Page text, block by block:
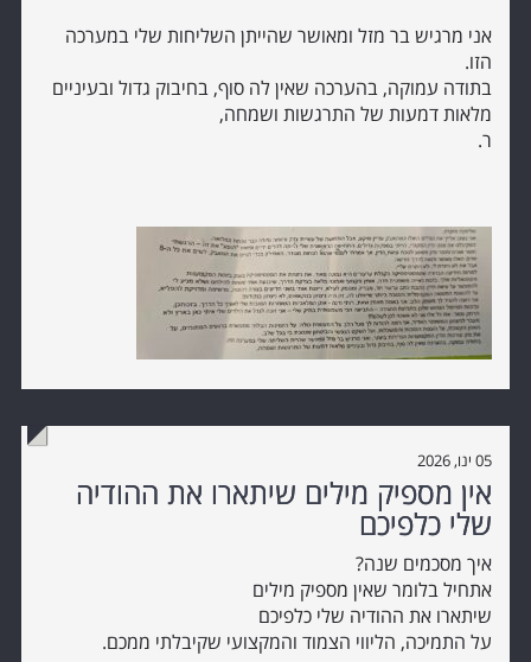
אני מרגיש בר מזל ומאושר שהייתן השליחות שלי במערכה
הזו.
בתודה עמוקה, בהערכה שאין לה סוף, בחיבוק גדול ובעיניים
מלאות דמעות של התרגשות ושמחה,
ר.
05 ינו, 2026
אין מספיק מילים שיתארו את ההודיה
שלי כלפיכם
איך מסכמים שנה?
אתחיל בלומר שאין מספיק מילים
שיתארו את ההודיה שלי כלפיכם
על התמיכה, הליווי הצמוד והמקצועי שקיבלתי ממכם.